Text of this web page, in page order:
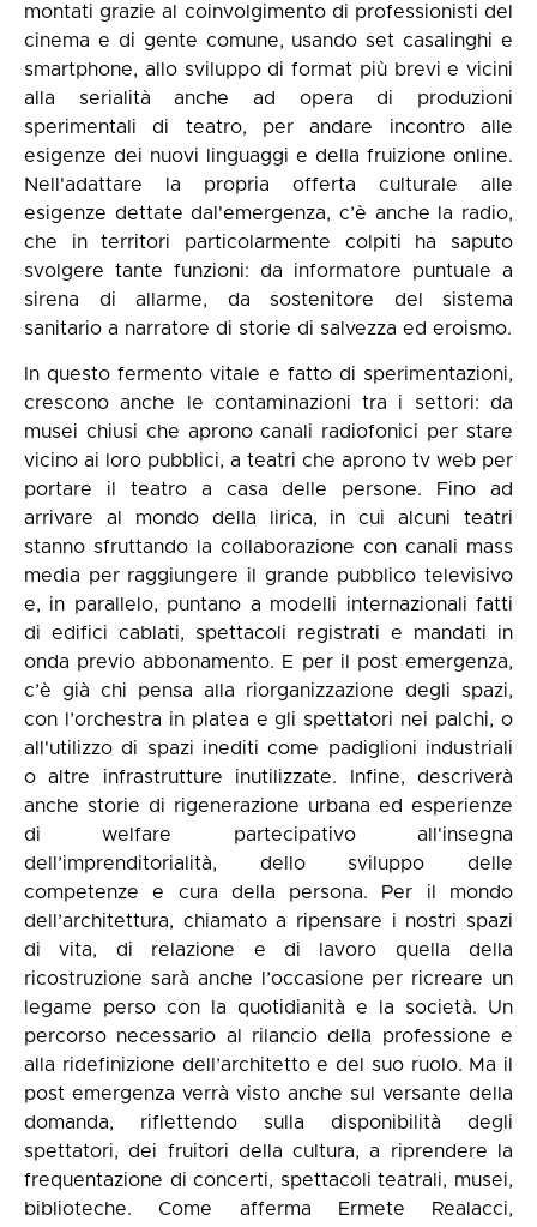
montati grazie al coinvolgimento di professionisti del
cinema e di gente comune, usando set casalinghi e
smartphone, allo sviluppo di format più brevi e vicini
alla serialità anche ad opera di produzioni
sperimentali di teatro, per andare incontro alle
esigenze dei nuovi linguaggi e della fruizione online.
Nell'adattare la propria offerta culturale alle
esigenze dettate dal'emergenza, c’è anche la radio,
che in territori particolarmente colpiti ha saputo
svolgere tante funzioni: da informatore puntuale a
sirena di allarme, da sostenitore del sistema
sanitario a narratore di storie di salvezza ed eroismo.
In questo fermento vitale e fatto di sperimentazioni,
crescono anche le contaminazioni tra i settori: da
musei chiusi che aprono canali radiofonici per stare
vicino ai loro pubblici, a teatri che aprono tv web per
portare il teatro a casa delle persone. Fino ad
arrivare al mondo della lirica, in cui alcuni teatri
stanno sfruttando la collaborazione con canali mass
media per raggiungere il grande pubblico televisivo
e, in parallelo, puntano a modelli internazionali fatti
di edifici cablati, spettacoli registrati e mandati in
onda previo abbonamento. E per il post emergenza,
c’è già chi pensa alla riorganizzazione degli spazi,
con l’orchestra in platea e gli spettatori nei palchi, o
all'utilizzo di spazi inediti come padiglioni industriali
o altre infrastrutture inutilizzate. Infine, descriverà
anche storie di rigenerazione urbana ed esperienze
di welfare partecipativo all'insegna
dell’imprenditorialità, dello sviluppo delle
competenze e cura della persona. Per il mondo
dell’architettura, chiamato a ripensare i nostri spazi
di vita, di relazione e di lavoro quella della
ricostruzione sarà anche l’occasione per ricreare un
legame perso con la quotidianità e la società. Un
percorso necessario al rilancio della professione e
alla ridefinizione dell’architetto e del suo ruolo. Ma il
post emergenza verrà visto anche sul versante della
domanda, riflettendo sulla disponibilità degli
spettatori, dei fruitori della cultura, a riprendere la
frequentazione di concerti, spettacoli teatrali, musei,
biblioteche. Come afferma Ermete Realacci,